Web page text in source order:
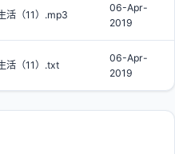
活（11）.mp3
06-Apr-
2019
活（11）.txt
06-Apr-
2019